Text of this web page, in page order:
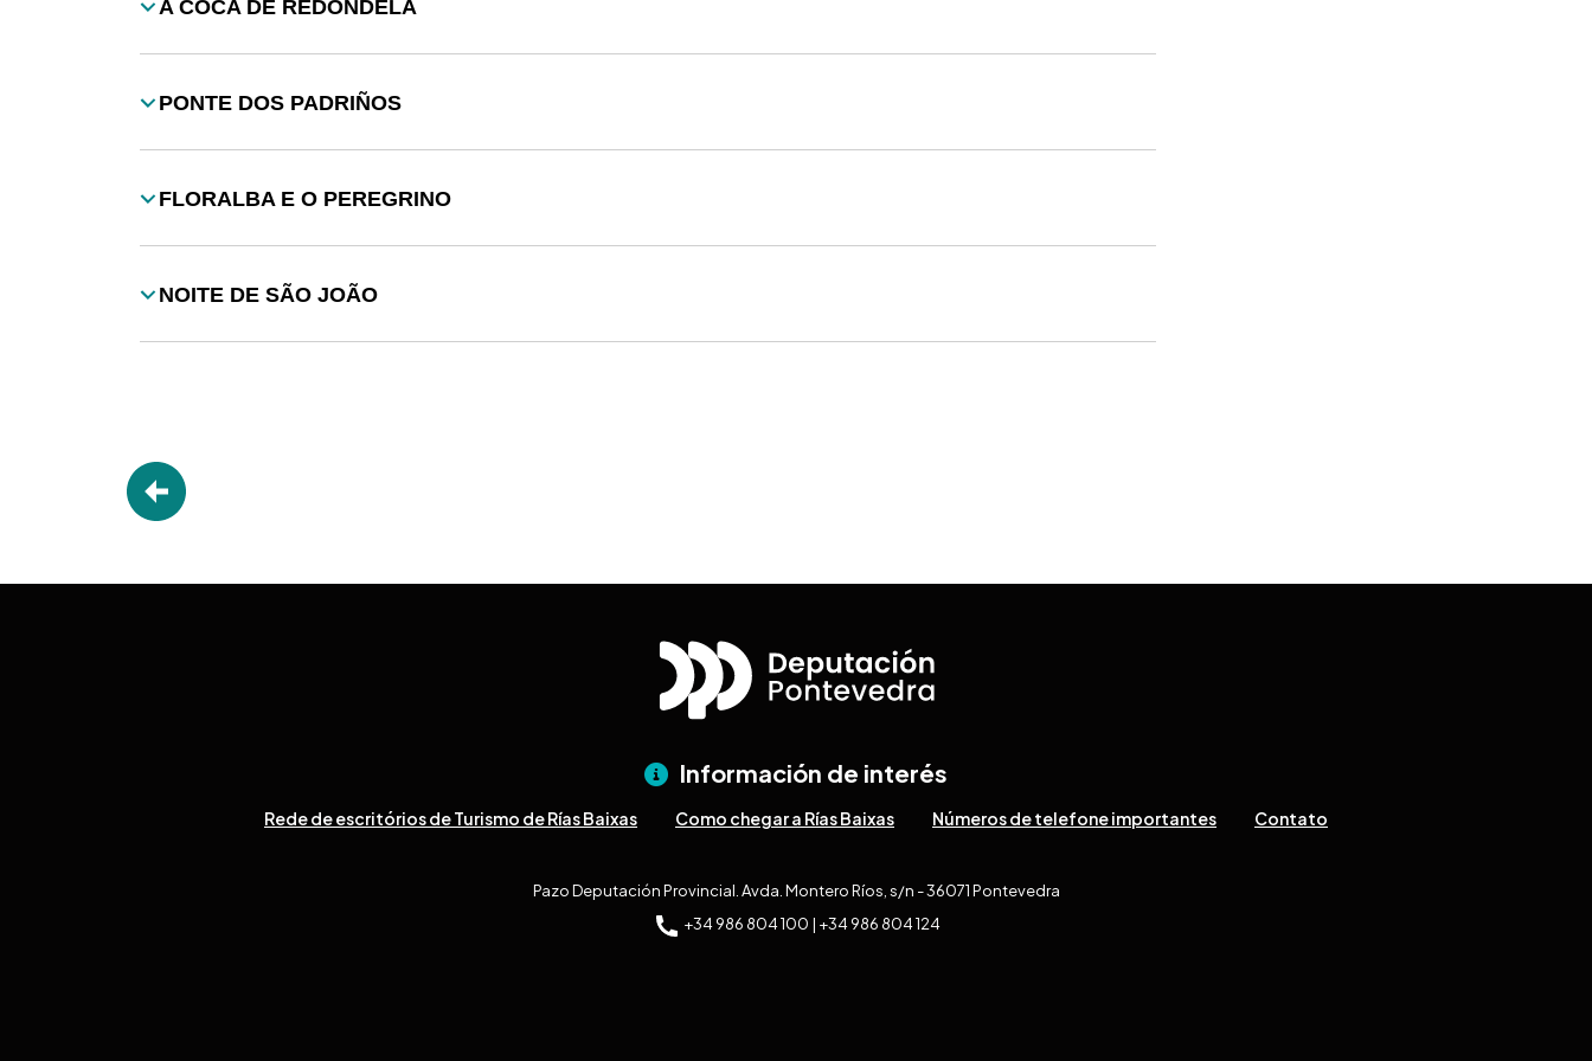
Título
A COCA DE REDONDELA
Título
PONTE DOS PADRIÑOS
Título
FLORALBA E O PEREGRINO
Título
NOITE DE SÃO JOÃO
Información de interés
Rede de escritórios de Turismo de Rías Baixas Como chegar a Rías Baixas Números de telefone importantes Contato
Pazo Deputación Provincial. Avda. Montero Ríos, s/n - 36071 Pontevedra
+34 986 804 100 | +34 986 804 124